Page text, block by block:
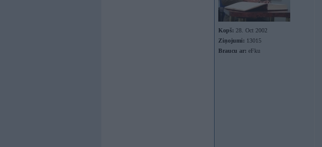
Kopš: 28. Oct 2002
Ziņojumi: 13015
Braucu ar: eFku